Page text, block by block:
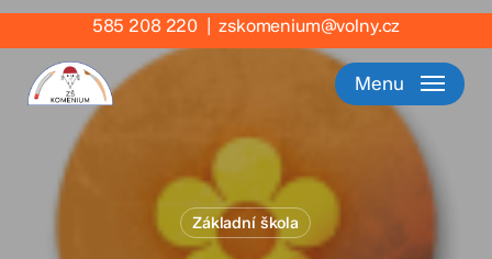
Skip
content
585 208 220 |zskomenium@volny.cz
Menu
Základní škola